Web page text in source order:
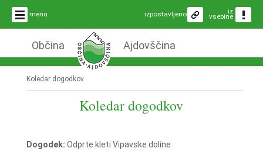
menu iz
vsebine
izpostavljeno
Občina Ajdovščina
Koledar dogodkov
Koledar dogodkov
Dogodek: Odprte kleti Vipavske doline